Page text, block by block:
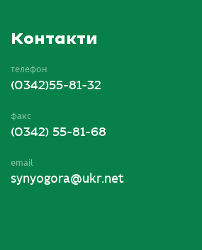
Контакти
телефон
(0342)55-81-32
факс
(0342) 55-81-68
email
synyogora@ukr.net